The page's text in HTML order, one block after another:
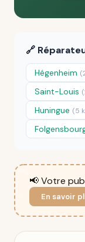
🔗
Hégenheim
Saint-Louis
Huningue (5
📢 Votre
En savoir